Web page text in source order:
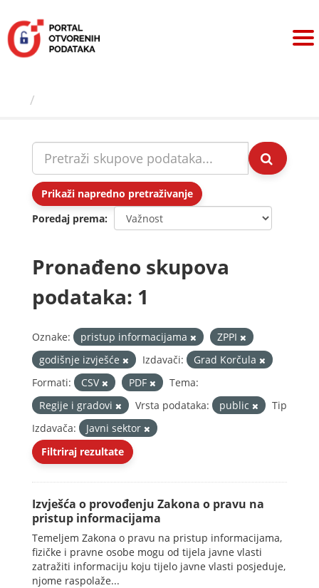
sadržaj
Prikaži napredno pretraživanje
Poredaj prema
Pronađeno skupova
podataka: 1
Oznake: pristup informacijama
ZPPI
godišnje izvješće
Izdavači:
Grad Korčula
Formati:
CSV PDF
Tema:
Regije i gradovi
Vrsta podataka: public
Tip
Izdavača:
Javni sektor
Filtriraj rezultate
Izvješća o provođenju Zakona o pravu na
pristup informacijama
Temeljem Zakona o pravu na pristup informacijama,
fizičke i pravne osobe mogu od tijela javne vlasti
zatražiti informaciju koju tijelo javne vlasti posjeduje,
njome raspolaže...